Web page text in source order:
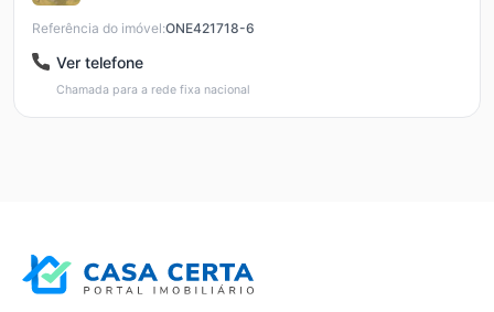
Referência do imóvel:ONE421718-6
Ver telefone
Chamada para a rede fixa nacional